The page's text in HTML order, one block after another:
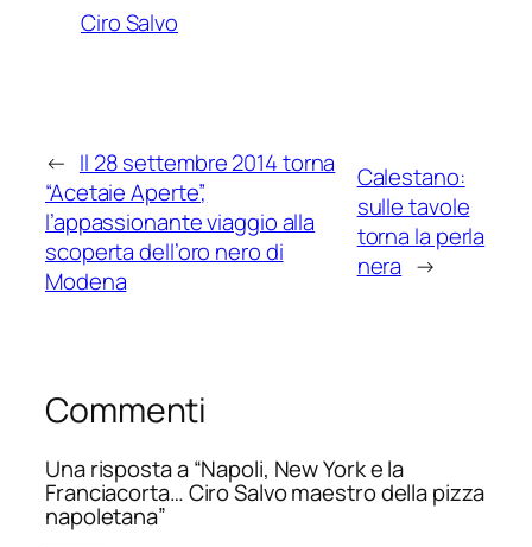
Ciro Salvo
← Il 28 settembre 2014 torna
“Acetaie Aperte”,
l’appassionante viaggio alla
scoperta dell’oro nero di
Modena
Calestano:
sulle tavole
torna la perla
nera →
Commenti
Una risposta a “Napoli, New York e la
Franciacorta… Ciro Salvo maestro della pizza
napoletana”